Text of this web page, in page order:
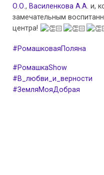
О.О., Василенкова А.А. и,
замечательным
центра!
#РомашковаяПоляна
#РомашкаShow
#В_любви_и_верности
#ЗемляМояДобрая